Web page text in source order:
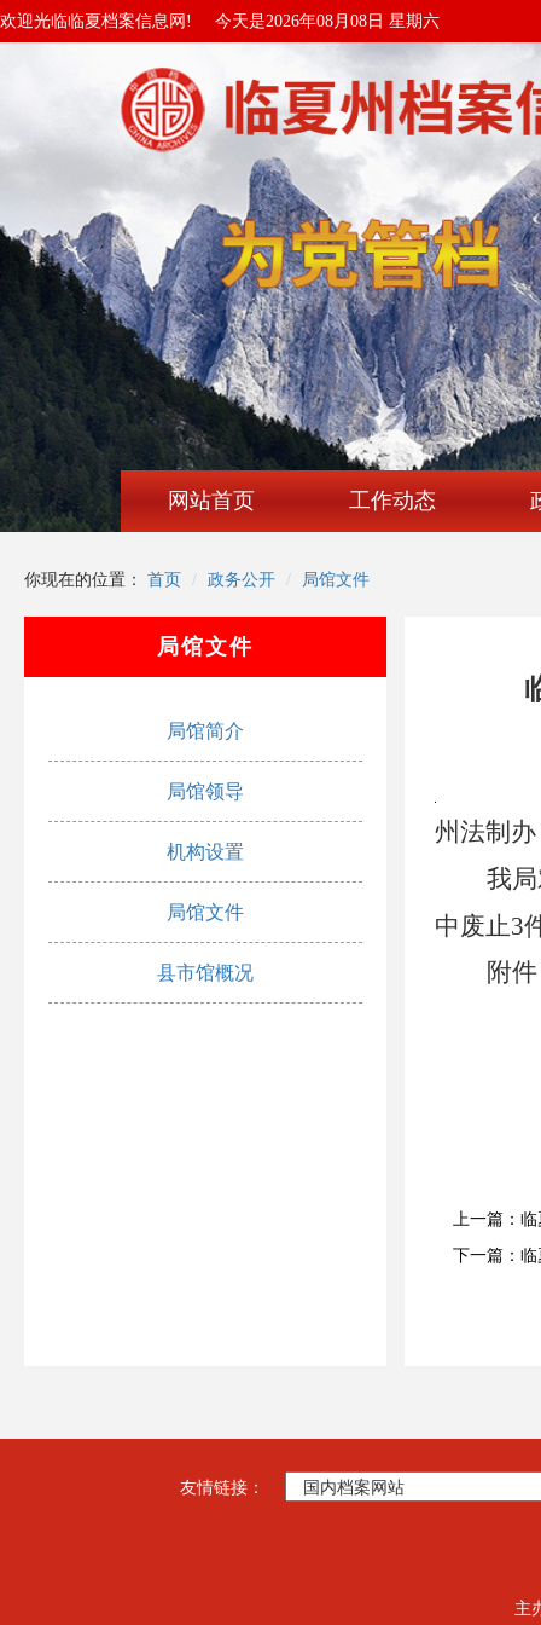
欢迎光临临夏档案信息网! 今天是2026年08月08日 星期六
网站首页 工作动态
你现在的位置： 首页 政务公开 局馆文件
局馆文件
局馆简介
局馆领导
机构设置
局馆文件
县市馆概况
州法制
我
中废止3
附
上一篇：
下一篇：临
友情链接：
主